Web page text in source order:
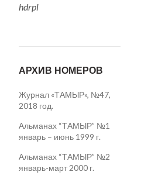
hdrpl
АРХИВ НОМЕРОВ
Журнал «ТАМЫР», №47,
2018 год.
Альманах “ТАМЫР” №1
январь – июнь 1999 г.
Альманах “ТАМЫР” №2
январь-март 2000 г.